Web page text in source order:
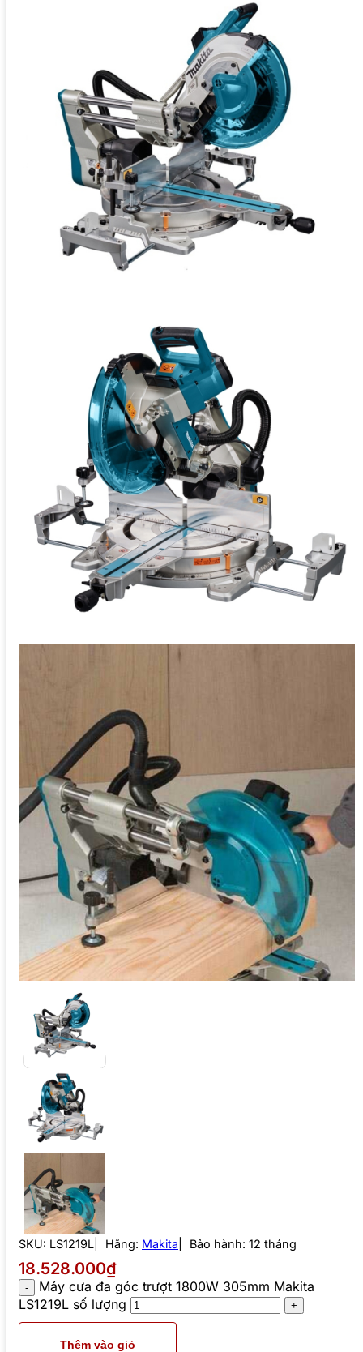
SKU: LS1219L Hãng: Makita Bảo hành: 12 tháng
18.528.000₫
Máy cưa đa góc trượt 1800W 305mm Makita
LS1219L số lượng
Thêm vào giỏ